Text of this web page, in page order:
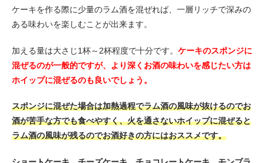
ケーキを作る際に少量のラム酒を混ぜれば、一層リッチで深みの
ある味わいを楽しむことが出来ます。
加える量は大さじ1杯～2杯程度で十分です。 ケーキのスポンジに
混ぜるのが一般的ですが、より深くお酒の味わいを感じたい方は
ホイップに混ぜるのも良いでしょう。
スポンジに混ぜた場合は加熱過程でラム酒の風味が抜けるのでお
酒が苦手な方でも食べやすく、火を通さないホイップに混ぜると
ラム酒の風味が残るのでお酒好きの方にはおススメです。